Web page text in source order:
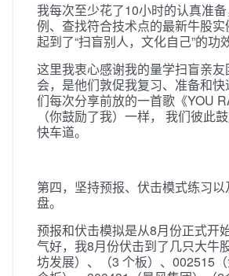
我每次至少花了10小时的认真准
例、查找符合技术点的最新牛股实
起到了“扫盲别人，文化自己”的功
这里我衷心感谢我的量学扫盲亲
会，是他们敦促我复习、准备和
们每次分享前放的一首歌《YOU
（你鼓励了我）一样， 我们彼此
快车道。
第四，坚持预报、伏击模式练习
盘。
预报和伏击模拟是从8月份正式开
气好，我8月份伏击到了几只大牛
坊发展）、（3 个板）、002515